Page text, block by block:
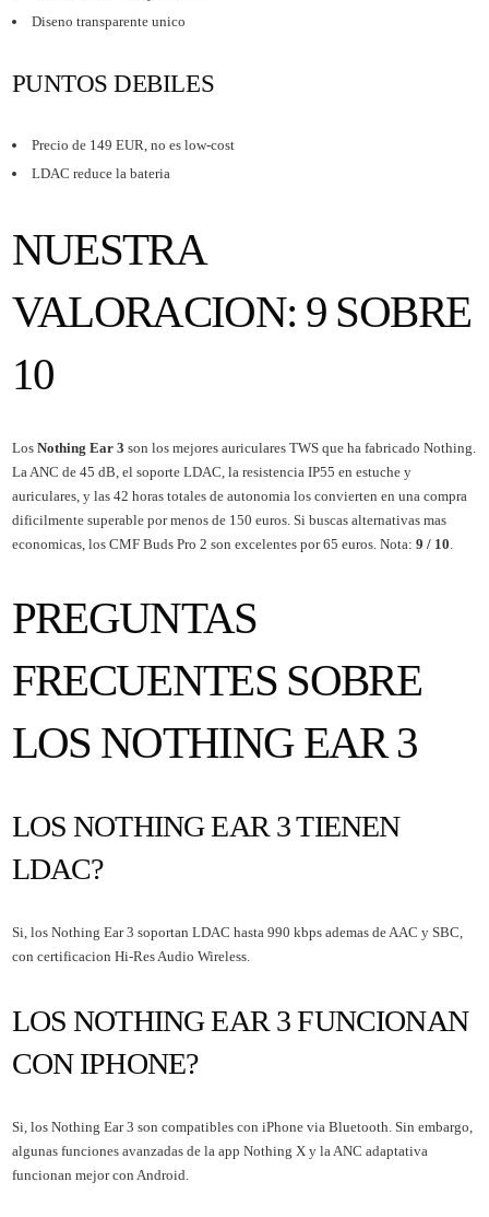
Diseno transparente unico
PUNTOS DEBILES
Precio de 149 EUR, no es low-cost
LDAC reduce la bateria
NUESTRA
VALORACION: 9 SOBRE
10
Los Nothing Ear 3 son los mejores auriculares TWS que ha fabricado Nothing.
La ANC de 45 dB, el soporte LDAC, la resistencia IP55 en estuche y
auriculares, y las 42 horas totales de autonomia los convierten en una compra
dificilmente superable por menos de 150 euros. Si buscas alternativas mas
economicas, los CMF Buds Pro 2 son excelentes por 65 euros. Nota: 9 / 10
PREGUNTAS
FRECUENTES SOBRE
LOS NOTHING EAR 3
LOS NOTHING EAR 3 TIENEN
LDAC?
Si, los Nothing Ear 3 soportan LDAC hasta 990 kbps ademas de AAC y SBC,
con certificacion Hi-Res Audio Wireless.
LOS NOTHING EAR 3 FUNCIONAN
CON IPHONE?
Si, los Nothing Ear 3 son compatibles con iPhone via Bluetooth. Sin embargo,
algunas funciones avanzadas de la app Nothing X y la ANC adaptativa
funcionan mejor con Android.